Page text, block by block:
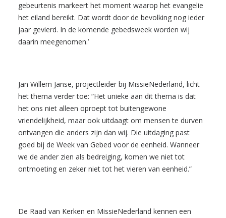
gebeurtenis markeert het moment waarop het evangelie
het eiland bereikt. Dat wordt door de bevolking nog ieder
jaar gevierd. In de komende gebedsweek worden wij
daarin meegenomen.’
Jan Willem Janse, projectleider bij MissieNederland, licht
het thema verder toe: “Het unieke aan dit thema is dat
het ons niet alleen oproept tot buitengewone
vriendelijkheid, maar ook uitdaagt om mensen te durven
ontvangen die anders zijn dan wij. Die uitdaging past
goed bij de Week van Gebed voor de eenheid. Wanneer
we de ander zien als bedreiging, komen we niet tot
ontmoeting en zeker niet tot het vieren van eenheid.”
De Raad van Kerken en MissieNederland kennen een